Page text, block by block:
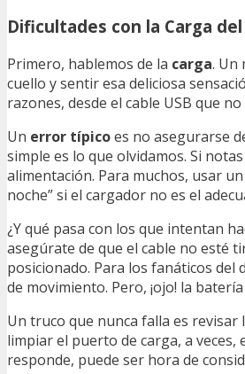
Dificultades con la Carga
Primero, hablemos de la carga. Un
cuello y sentir esa deliciosa
razones, desde el cable USB que
Un error típicoes no asegurarse
simple es lo que olvidamos. Si
alimentación. Para muchos, usar
noche” si el cargador no es el
¿Y qué pasa con los que intentan
asegúrate de que el cable no esté
posicionado. Para los fanáticos del
de movimiento. Pero, ¡ojo! la
Un truco que nunca falla es revisar
limpiar el puerto de carga, a
responde, puede ser hora de